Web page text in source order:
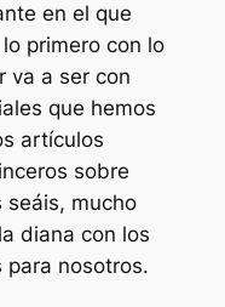
en el que
primero con lo
va a ser con
que hemos
artículos
sobre
seáis, mucho
diana con los
nosotros.